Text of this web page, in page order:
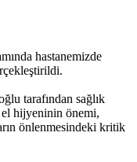
hastanemizde
tarafından sağlık
hijyeninin önemi,
önlenmesindeki kritik